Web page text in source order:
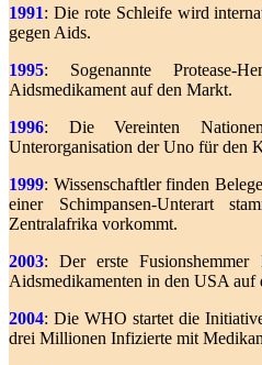
1991: Die rote Schleife wird
gegen Aids.
1995: Sogenannte Protease-
Aidsmedikament auf den Markt.
1996: Die Vereinten
Unterorganisation der Uno für den
1999: Wissenschaftler finden
einer Schimpansen-Unterart
Zentralafrika vorkommt.
2003: Der erste
Aidsmedikamenten in den USA auf
2004: Die WHO startet die
drei Millionen Infizierte mit